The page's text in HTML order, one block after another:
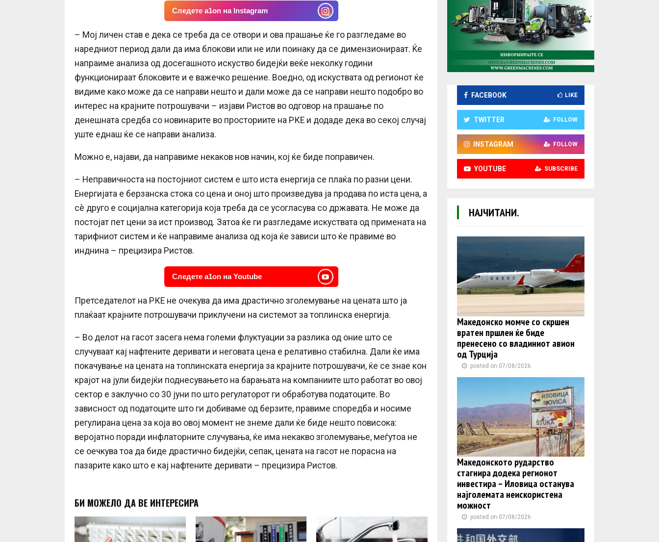
Следете a1on на Instagram
– Мој личен став е дека се треба да се отвори и ова прашање ќе го разгледаме во
наредниот период дали да има блокови или не или поинаку да се димензионираат. Ќе
напраиме анализа од досегашното искуство бидејќи веќе неколку години
функционираат блоковите и е важечко решение. Воедно, од искуствата од регионот ќе
видиме како може да се направи нешто и дали може да се направи нешто подобро во
интерес на крајните потрошувачи – изјави Ристов во одговор на прашање по
денешната средба со новинарите во просториите на РКЕ и додаде дека во секој случај
уште еднаш ќе се направи анализа.
Можно е, најави, да направиме некаков нов начин, кој ќе биде поправичен.
– Неправичноста на постојниот систем е што иста енергија се плаќа по разни цени.
Енергијата е берзанска стока со цена и оној што произведува ја продава по иста цена, а
сè друго е социјална категорија која треба да се усогласува со државата. Не може да
постојат пет цени за ист производ. Затоа ќе ги разгледаме искуствата од примената на
тарифниот систем и ќе направиме анализа од која ќе зависи што ќе правиме во
инднина – прецизира Ристов.
Следете a1on на Youtube
Претседателот на РКЕ не очекува да има драстично зголемување на цената што ја
плаќаат крајните потрошувачи приклучени на системот за топлинска енергија.
– Во делот на гасот засега нема големи флуктуации за разлика од оние што се
случуваат кај нафтените деривати и неговата цена е релативно стабилна. Дали ќе има
покачување на цената на топлинската енергија за крајните потрошувачи, ќе се знае кон
крајот на јули бидејќи поднесувањето на барањата на компаниите што работат во овој
сектор е заклучно со 30 јуни по што регулаторот ги обработува податоците. Во
зависност од податоците што ги добиваме од берзите, правиме споредба и носиме
регулирана цена за која во овој момент не знеме дали ќе биде нешто повисока:
веројатно поради инфлаторните случувања, ќе има некакво зголемување, меѓутоа не
се оечкува тоа да биде драстично бидејќи, сепак, цената на гасот не порасна на
пазарите како што е кај нафтените деривати – прецизира Ристов.
БИ МОЖЕЛО ДА ВЕ ИНТЕРЕСИРА
FACEBOOK LIKE
TWITTER FOLLOW
INSTAGRAM FOLLOW
YOUTUBE SUBSCRIBE
НАЈЧИТАНИ.
Македонско момче со скршен
вратен пршлен ќе биде
пренесено со владиниот авион
од Турција
posted on 07/08/2026
Македонското рударство
стагнира додека регионот
инвестира – Иловица останува
најголемата неискористена
можност
posted on 07/08/2026